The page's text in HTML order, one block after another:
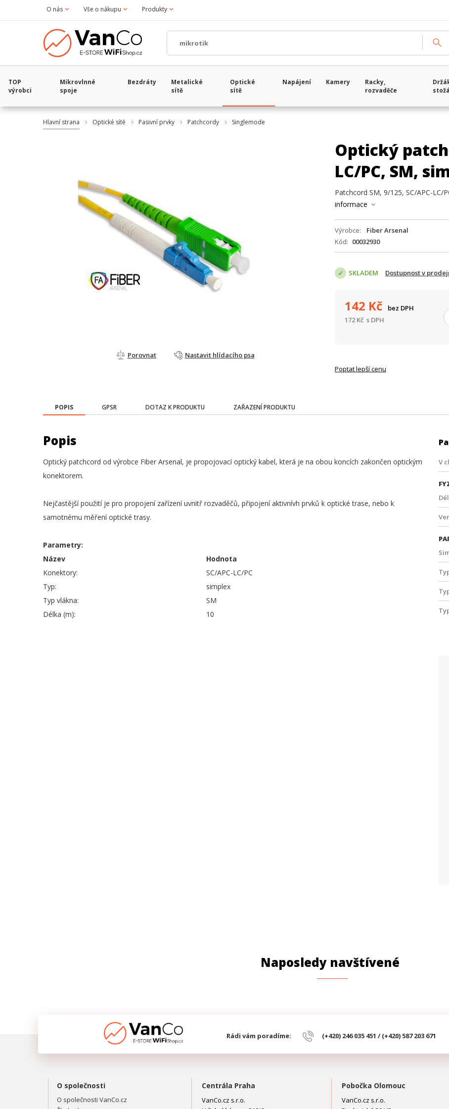
O nás Vše o nákupu Produkty
TOP
výrobci
Mikrovlnné
spoje
Bezdráty
Metalické
sítě
Optické
sítě
Napájení Kamery
Racky,
rozvaděče
Hlavní strana Optické sítě Pasivní prvky Patchcordy Singlemode
Porovnat Nastavit hlídacího psa
Optický
LC/PC, SM,
Patchcord SM, 9/125, SC/APC-LC/
informace
Výrobce Fiber Arsenal
Kód
00032930
SKLADEM Dostupnost v
142 Kč
bez DPH
172 Kč s DPH
Poptat lepší cenu
POPIS GPSR DOTAZ K PRODUKTU ZAŘAZENÍ PRODUKTU
Popis
Optický patchcord od výrobce Fiber Arsenal, je propojovací optický kabel, která je na obou koncích zakončen optickým
konektorem.
Nejčastější použití je pro propojení zařízení uvnitř rozvaděčů, připojení aktivnívh prvků k optické trase, nebo k
samotnému měření optické trasy.
Parametry:
Název
Hodnota
Konektory:
SC/APC-LC/PC
Typ:
simplex
Typ vlákna:
SM
Délka (m):
10
V
Naposledy navštívené
Rádi vám poradíme: (+420) 246 035 451 / (+420) 587 203 671
O společnosti
O společnosti VanCo.cz
Centrála Praha
VanCo.cz s.r.o.
Pobočka Olomouc
VanCo.cz s.r.o.